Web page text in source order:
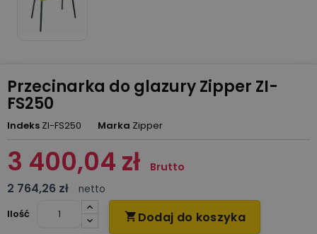
Przecinarka do glazury Zipper ZI-
FS250
Indeks ZI-FS250 Marka Zipper
3 400,04 zł Brutto
2 764,26 zł
netto
Ilość
 Dodaj do koszyka